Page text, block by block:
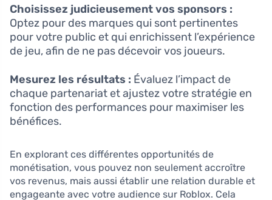
Choisissez judicieusement vos sponsors :
Optez pour des marques qui sont pertinentes
pour votre public et qui enrichissent l’expérience
de jeu, afin de ne pas décevoir vos joueurs.
Mesurez les résultats : Évaluez l’impact de
chaque partenariat et ajustez votre stratégie en
fonction des performances pour maximiser les
bénéfices.
En explorant ces différentes opportunités de
monétisation, vous pouvez non seulement accroître
vos revenus, mais aussi établir une relation durable et
engageante avec votre audience sur Roblox. Cela